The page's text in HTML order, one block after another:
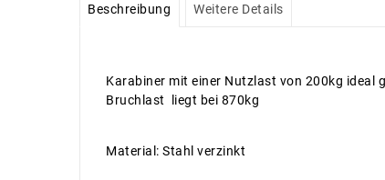
Beschreibung Weitere Details
Karabiner mit einer Nutzlast von 200kg ideal
Bruchlast liegt bei 870kg
Material: Stahl verzinkt